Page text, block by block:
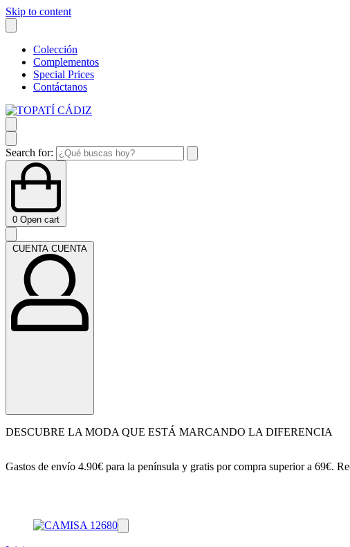
Skip to content
Colección
Complementos
Special Prices
Contáctanos
Search for:
0 Open cart
CUENTA CUENTA
DESCUBRE LA MODA QUE ESTÁ MARCANDO LA DIFERENCIA
Gastos de envío 4.90€ para la península y gratis por compra superior a 69€.